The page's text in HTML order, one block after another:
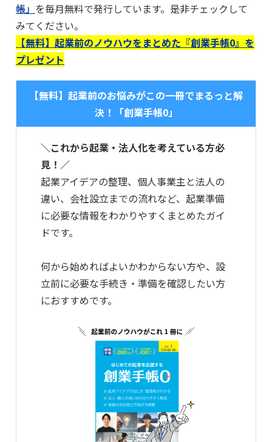
帳」 を毎月無料で発行しています。是非チェックして
みてください。
【無料】起業前のノウハウをまとめた『創業手帳0』を
プレゼント
【無料】起業前のお悩みがこの一冊でまるっと解
決！「創業手帳0」
＼これから起業・法人化を考えている方必
見！／
起業アイデアの整理、個人事業主と法人の
違い、会社設立までの流れなど、起業準備
に必要な情報をわかりやすくまとめたガイ
ドです。
何から始めればよいかわからない方や、設
立前に必要な手続き・準備を確認したい方
におすすめです。